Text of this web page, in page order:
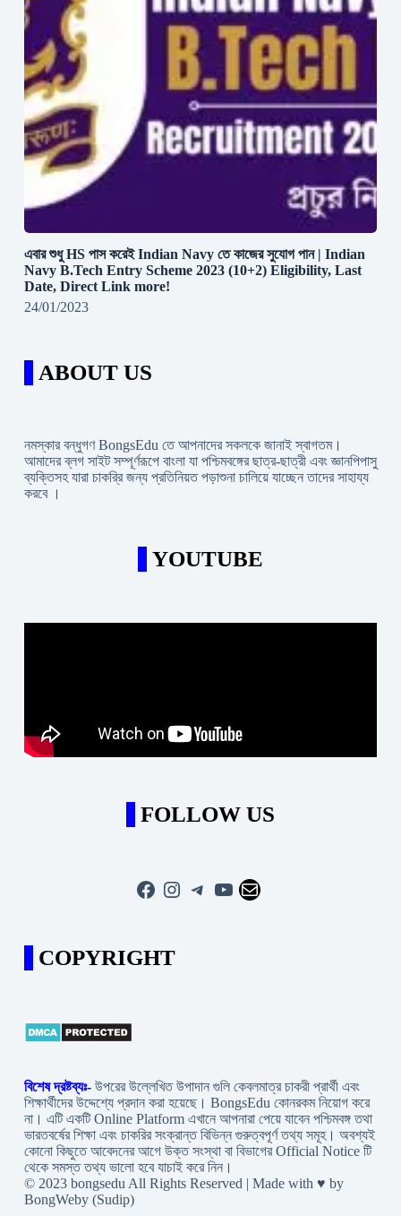
এবার শুধু HS পাস করেই Indian Navy তে কাজের সুযোগ পান | Indian
Navy B.Tech Entry Scheme 2023 (10+2) Eligibility, Last
Date, Direct Link more!
24/01/2023
ABOUT US
নমস্কার বন্ধুগণ BongsEdu তে আপনাদের সকলকে জানাই স্বাগতম।
আমাদের ব্লগ সাইট সম্পূর্ণরূপে বাংলা যা পশ্চিমবঙ্গের ছাত্র-ছাত্রী এবং জ্ঞানপিপাসু
ব্যক্তিসহ যারা চাকরি্র জন্য প্রতিনিয়ত পড়াশুনা চালিয়ে যাচ্ছেন তাদের সাহায্য
করবে ।
YOUTUBE
FOLLOW US
Facebook
Instagram
Telegram
YouTube
Mail
COPYRIGHT
বিশেষ দ্রষ্টব্যঃ- উপরের উল্লেখিত উপাদান গুলি কেবলমাত্র চাকরী প্রার্থী এবং
শিক্ষার্থীদের উদ্দেশ্যে প্রদান করা হয়েছে। BongsEdu কোনরকম নিয়োগ করে
না। এটি একটি Online Platform এখানে আপনারা পেয়ে যাবেন পশ্চিমবঙ্গ তথা
ভারতবর্ষের শিক্ষা এবং চাকরির সংক্রান্ত বিভিন্ন গুরুত্বপূর্ণ তথ্য সমূহ। অবশ্যই
কোনো কিছুতে আবেদনের আগে উক্ত সংস্থা বা বিভাগের Official Notice টি
থেকে সমস্ত তথ্য ভালো হবে যাচাই করে নিন।
© 2023 bongsedu All Rights Reserved | Made with ♥ by
BongWeby (Sudip)